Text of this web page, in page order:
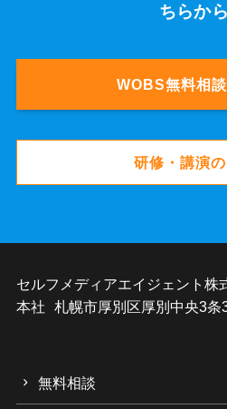
ちらから
WOBS無料相
研修・講演
セルフメディアエイジェント株
本社 札幌市厚別区厚別中央3条
無料相談